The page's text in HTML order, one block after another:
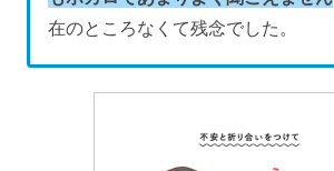
在のところなくて残念でした。